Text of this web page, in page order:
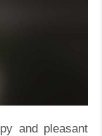
and pleasant